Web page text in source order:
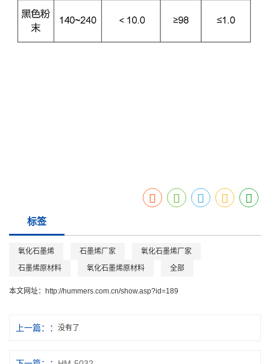
标签
氧化石墨烯 石墨烯厂家
氧化石墨烯厂家
石墨烯原材料
氧化石墨烯原材料 全部
本文网址： http://hummers.com.cn/show.asp?id=189
上一篇： 没有了